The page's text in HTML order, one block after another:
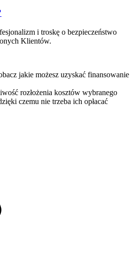
i troskę o bezpieczeństwo
Klientów.
jakie możesz uzyskać finansowanie
rozłożenia kosztów wybranego
czemu nie trzeba ich opłacać